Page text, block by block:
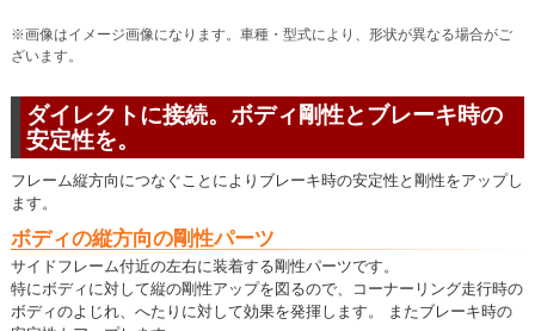
※画像はイメージ画像になります。車種・型式により、形状が異なる場合がご
ざいます。
ダイレクトに接続。ボディ剛性とブレーキ時の
安定性を。
フレーム縦方向につなぐことによりブレーキ時の安定性と剛性をアップし
ます。
ボディの縦方向の剛性パーツ
サイドフレーム付近の左右に装着する剛性パーツです。
特にボディに対して縦の剛性アップを図るので、コーナーリング走行時の
ボディのよじれ、へたりに対して効果を発揮します。 またブレーキ時の